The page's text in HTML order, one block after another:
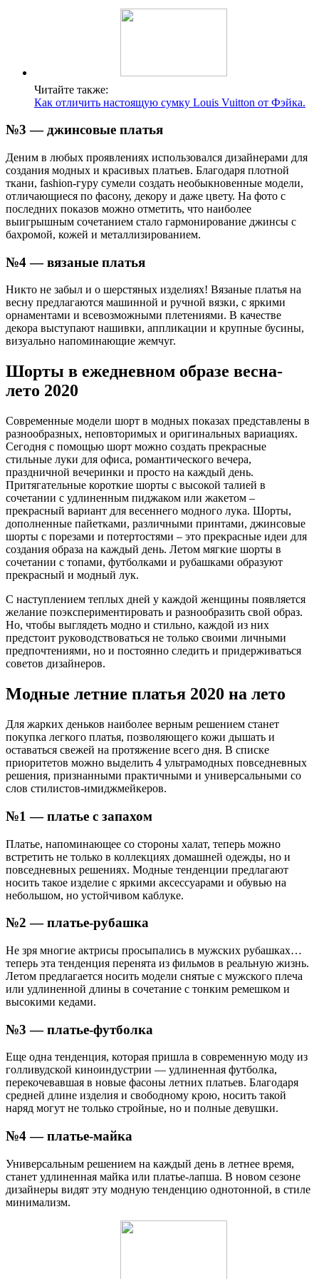
Читайте также:
Как отличить настоящую сумку Louis Vuitton от Фэйка.
№3 — джинсовые платья
Деним в любых проявлениях использовался дизайнерами для
создания модных и красивых платьев. Благодаря плотной
ткани, fashion-гуру сумели создать необыкновенные модели,
отличающиеся по фасону, декору и даже цвету. На фото с
последних показов можно отметить, что наиболее
выигрышным сочетанием стало гармонирование джинсы с
бахромой, кожей и металлизированием.
№4 — вязаные платья
Никто не забыл и о шерстяных изделиях! Вязаные платья на
весну предлагаются машинной и ручной вязки, с яркими
орнаментами и всевозможными плетениями. В качестве
декора выступают нашивки, аппликации и крупные бусины,
визуально напоминающие жемчуг.
Шорты в ежедневном образе весна-
лето 2020
Современные модели шорт в модных показах представлены в
разнообразных, неповторимых и оригинальных вариациях.
Сегодня с помощью шорт можно создать прекрасные
стильные луки для офиса, романтического вечера,
праздничной вечеринки и просто на каждый день.
Притягательные короткие шорты с высокой талией в
сочетании с удлиненным пиджаком или жакетом –
прекрасный вариант для весеннего модного лука. Шорты,
дополненные пайетками, различными принтами, джинсовые
шорты с порезами и потертостями – это прекрасные идеи для
создания образа на каждый день. Летом мягкие шорты в
сочетании с топами, футболками и рубашками образуют
прекрасный и модный лук.
С наступлением теплых дней у каждой женщины появляется
желание поэкспериментировать и разнообразить свой образ.
Но, чтобы выглядеть модно и стильно, каждой из них
предстоит руководствоваться не только своими личными
предпочтениями, но и постоянно следить и придерживаться
советов дизайнеров.
Модные летние платья 2020 на лето
Для жарких деньков наиболее верным решением станет
покупка легкого платья, позволяющего кожи дышать и
оставаться свежей на протяжение всего дня. В списке
приоритетов можно выделить 4 ультрамодных повседневных
решения, признанными практичными и универсальными со
слов стилистов-имиджмейкеров.
№1 — платье с запахом
Платье, напоминающее со стороны халат, теперь можно
встретить не только в коллекциях домашней одежды, но и
повседневных решениях. Модные тенденции предлагают
носить такое изделие с яркими аксессуарами и обувью на
небольшом, но устойчивом каблуке.
№2 — платье-рубашка
Не зря многие актрисы просыпались в мужских рубашках…
теперь эта тенденция перенята из фильмов в реальную жизнь.
Летом предлагается носить модели снятые с мужского плеча
или удлиненной длины в сочетание с тонким ремешком и
высокими кедами.
№3 — платье-футболка
Еще одна тенденция, которая пришла в современную моду из
голливудской киноиндустрии — удлиненная футболка,
перекочевавшая в новые фасоны летних платьев. Благодаря
средней длине изделия и свободному крою, носить такой
наряд могут не только стройные, но и полные девушки.
№4 — платье-майка
Универсальным решением на каждый день в летнее время,
станет удлиненная майка или платье-лапша. В новом сезоне
дизайнеры видят эту модную тенденцию однотонной, в стиле
минимализм.